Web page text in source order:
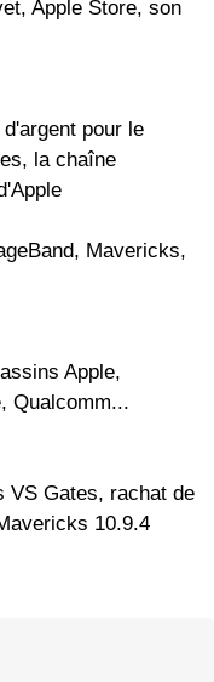
Apple Store, son
pour le
la chaîne
Mavericks,
Apple,
Qualcomm...
VS Gates, rachat de
10.9.4